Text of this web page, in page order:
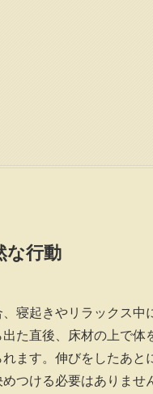
な行動
寝起きやリラックス中
た直後、床材の上で体
ます。伸びをしたあ
つける必要はありませ